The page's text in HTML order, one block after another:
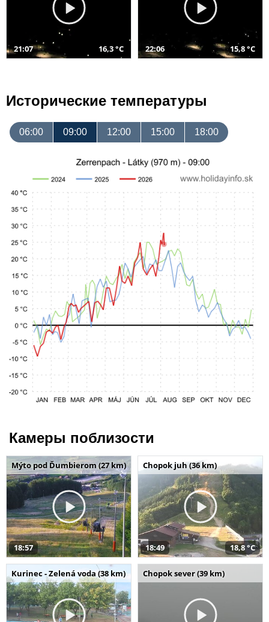
21:07 16,3 °C 22:06 15,8 °C
Исторические температуры
06:00 09:00 12:00 15:00 18:00
Камеры поблизости
Mýto pod Ďumbierom (27 km)
18:57
Chopok juh (36 km)
18:49 18,8 °C
Kurinec - Zelená voda (38 km) Chopok sever (39 km)